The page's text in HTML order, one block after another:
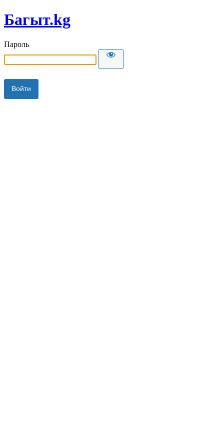
Багыт.kg
Пароль